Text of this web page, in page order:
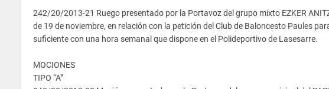
242/20/2013-21 Ruego presentado por la Portavoz del grupo mixto EZKER
de 19 de noviembre, en relación con la petición del Club de Baloncesto Paules
suficiente con una hora semanal que dispone en el Polideportivo de Lasesarre.
MOCIONES
TIPO “A”